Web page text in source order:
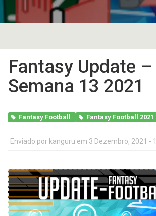
Fantasy Update –
Semana 13 2021
Fantasy Football Fantasy Football 2021
Enviado por kanguru em 3 Dezembro, 2021 -